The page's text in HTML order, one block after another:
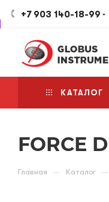
+7 903 140-18-99
КАТАЛОГ
FORCE
Главная — Каталог —